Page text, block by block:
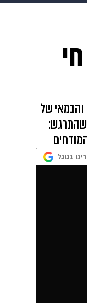
פרויקטים מיוחדים
והבמאי של
שהתרגש:
בגוגל